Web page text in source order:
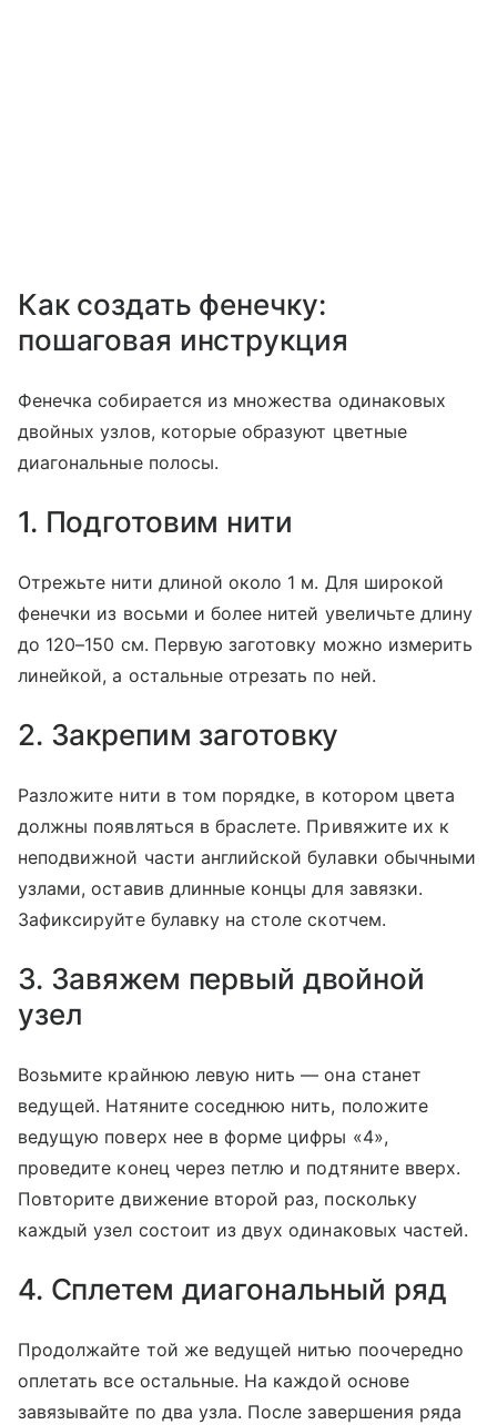
Как создать фенечку:
пошаговая инструкция
Фенечка собирается из множества одинаковых
двойных узлов, которые образуют цветные
диагональные полосы.
1. Подготовим нити
Отрежьте нити длиной около 1 м. Для широкой
фенечки из восьми и более нитей увеличьте длину
до 120–150 см. Первую заготовку можно измерить
линейкой, а остальные отрезать по ней.
2. Закрепим заготовку
Разложите нити в том порядке, в котором цвета
должны появляться в браслете. Привяжите их к
неподвижной части английской булавки обычными
узлами, оставив длинные концы для завязки.
Зафиксируйте булавку на столе скотчем.
3. Завяжем первый двойной
узел
Возьмите крайнюю левую нить — она станет
ведущей. Натяните соседнюю нить, положите
ведущую поверх нее в форме цифры «4»,
проведите конец через петлю и подтяните вверх.
Повторите движение второй раз, поскольку
каждый узел состоит из двух одинаковых частей.
4. Сплетем диагональный ряд
Продолжайте той же ведущей нитью поочередно
оплетать все остальные. На каждой основе
завязывайте по два узла. После завершения ряда